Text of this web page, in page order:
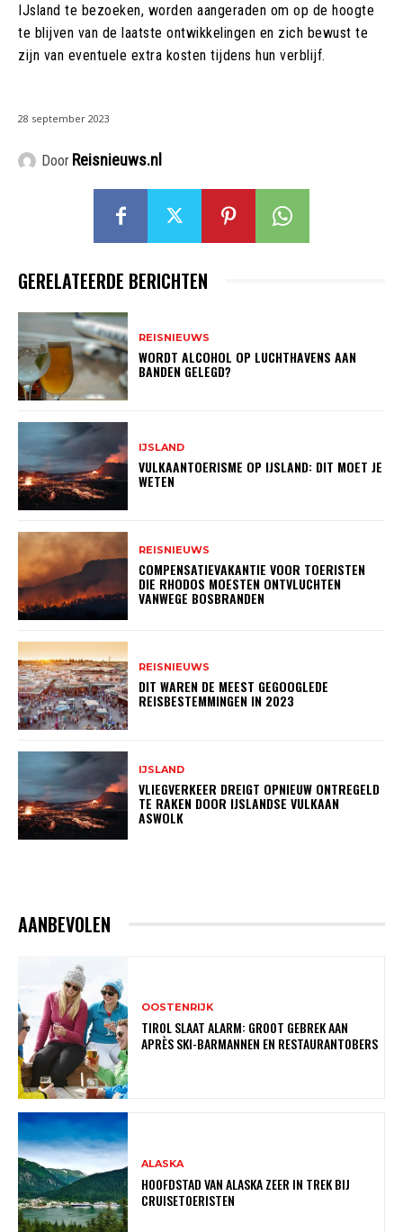
IJsland te bezoeken, worden aangeraden om op de hoogte
te blijven van de laatste ontwikkelingen en zich bewust te
zijn van eventuele extra kosten tijdens hun verblijf.
28 september 2023
Door Reisnieuws.nl
GERELATEERDE BERICHTEN
REISNIEUWS
WORDT ALCOHOL OP LUCHTHAVENS AAN
BANDEN GELEGD?
IJSLAND
VULKAANTOERISME OP IJSLAND: DIT MOET JE
WETEN
REISNIEUWS
COMPENSATIEVAKANTIE VOOR TOERISTEN
DIE RHODOS MOESTEN ONTVLUCHTEN
VANWEGE BOSBRANDEN
REISNIEUWS
DIT WAREN DE MEEST GEGOOGLEDE
REISBESTEMMINGEN IN 2023
IJSLAND
VLIEGVERKEER DREIGT OPNIEUW ONTREGELD
TE RAKEN DOOR IJSLANDSE VULKAAN
ASWOLK
AANBEVOLEN
OOSTENRIJK
TIROL SLAAT ALARM: GROOT GEBREK AAN
APRÈS SKI-BARMANNEN EN RESTAURANTOBERS
ALASKA
HOOFDSTAD VAN ALASKA ZEER IN TREK BIJ
CRUISETOERISTEN